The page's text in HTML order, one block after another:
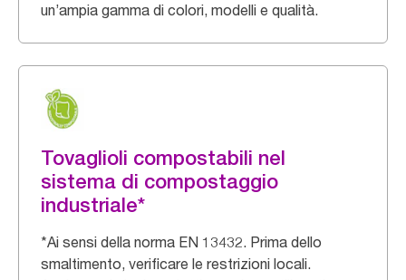
un’ampia gamma di colori, modelli e qualità.
Tovaglioli compostabili nel
sistema di compostaggio
industriale*
*Ai sensi della norma EN 13432. Prima dello
smaltimento, verificare le restrizioni locali.